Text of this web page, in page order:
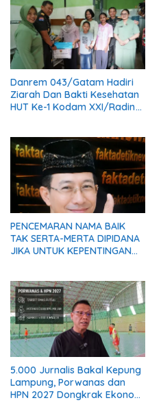
Danrem 043/Gatam Hadiri
Ziarah Dan Bakti Kesehatan
HUT Ke-1 Kodam XXI/Radin
PENCEMARAN NAMA BAIK
TAK SERTA-MERTA DIPIDANA
JIKA UNTUK KEPENTINGAN
5.000 Jurnalis Bakal Kepung
Lampung, Porwanas dan
HPN 2027 Dongkrak Ekonomi